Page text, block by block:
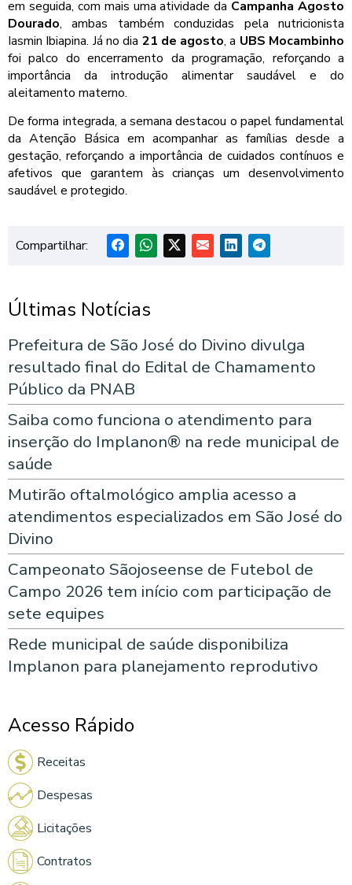
em seguida, com mais uma atividade da Campanha Agosto
Dourado, ambas também conduzidas pela nutricionista
Iasmin Ibiapina. Já no dia 21 de agosto, a UBS Mocambinho
foi palco do encerramento da programação, reforçando a
importância da introdução alimentar saudável e do
aleitamento materno.
De forma integrada, a semana destacou o papel fundamental
da Atenção Básica em acompanhar as famílias desde a
gestação, reforçando a importância de cuidados contínuos e
afetivos que garantem às crianças um desenvolvimento
saudável e protegido.
Compartilhar:
Últimas Notícias
Prefeitura de São José do Divino divulga
resultado final do Edital de Chamamento
Público da PNAB
Saiba como funciona o atendimento para
inserção do Implanon® na rede municipal de
saúde
Mutirão oftalmológico amplia acesso a
atendimentos especializados em São José do
Divino
Campeonato Sãojoseense de Futebol de
Campo 2026 tem início com participação de
sete equipes
Rede municipal de saúde disponibiliza
Implanon para planejamento reprodutivo
Acesso Rápido
Receitas
Despesas
Licitações
Contratos